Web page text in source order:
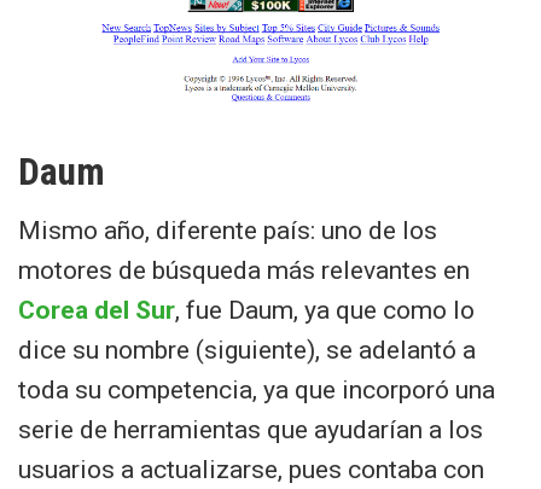
Daum
Mismo año, diferente país: uno de los
motores de búsqueda más relevantes en
Corea del Sur, fue Daum, ya que como lo
dice su nombre (siguiente), se adelantó a
toda su competencia, ya que incorporó una
serie de herramientas que ayudarían a los
usuarios a actualizarse, pues contaba con